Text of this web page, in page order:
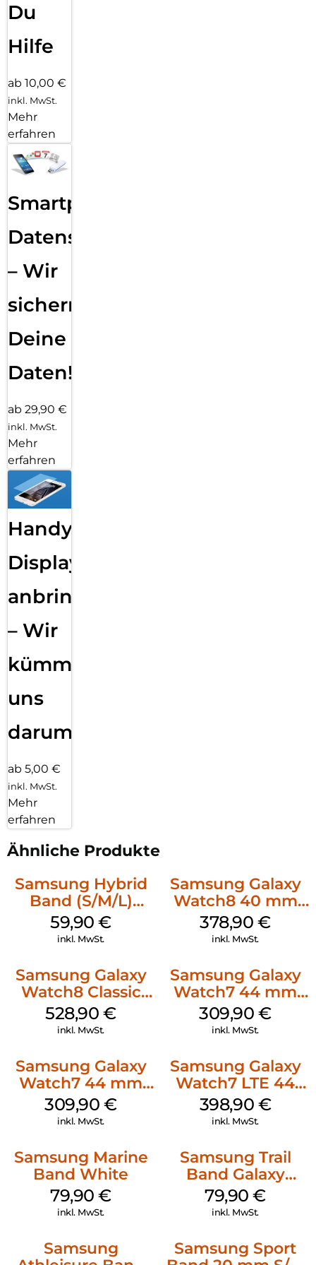
Du
Hilfe
ab 10,00 €
inkl. MwSt.
Mehr
erfahren
Smartphone
Datensicherung
– Wir
sichern
Deine
Daten!
ab 29,90 €
inkl. MwSt.
Mehr
erfahren
Handy
Displayfolie
anbringen
– Wir
kümmern
uns
darum!
ab 5,00 €
inkl. MwSt.
Mehr
erfahren
Ähnliche Produkte
Samsung Hybrid
Band (S/M/L)
Galaxy
Watch8/Watch8
59,90€
inkl. MwSt.
Samsung Galaxy
Watch8 40 mm
Graphite
378,90€
inkl. MwSt.
Samsung Galaxy
Watch8 Classic
Black
528,90€
inkl. MwSt.
Samsung Galaxy
Watch7 44 mm
Silver
309,90€
inkl. MwSt.
Samsung Galaxy
Watch7 44 mm
Green
309,90€
inkl. MwSt.
Samsung Galaxy
Watch7 LTE 44
mm Silver
398,90 €
inkl. MwSt.
Samsung Marine
Band White
79,90€
inkl. MwSt.
Samsung Trail
Band Galaxy
Watch Ultra
Orange
79,90€
inkl. MwSt.
Samsung
Samsung Sport